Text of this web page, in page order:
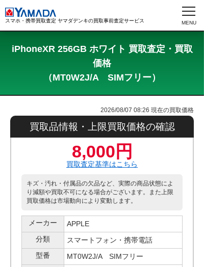
スマホ・携帯買取査定 ヤマダデンキの買取事前査定サービス
iPhoneXR 256GB ホワイト 買取査定・買取
価格
（MT0W2J/A SIMフリー）
2026/08/07 08:26 現在の買取価格
買取品情報・上限買取価格の確認
8,000円
買取査定基準はこちら
キズ・汚れ・付属品の欠品など、実際の商品状態によ
り減額や買取不可になる場合がございます。また上限
買取価格は市場動向により変動します。
メーカー
APPLE
分類
スマートフォン・携帯電話
型番
MT0W2J/A SIMフリー